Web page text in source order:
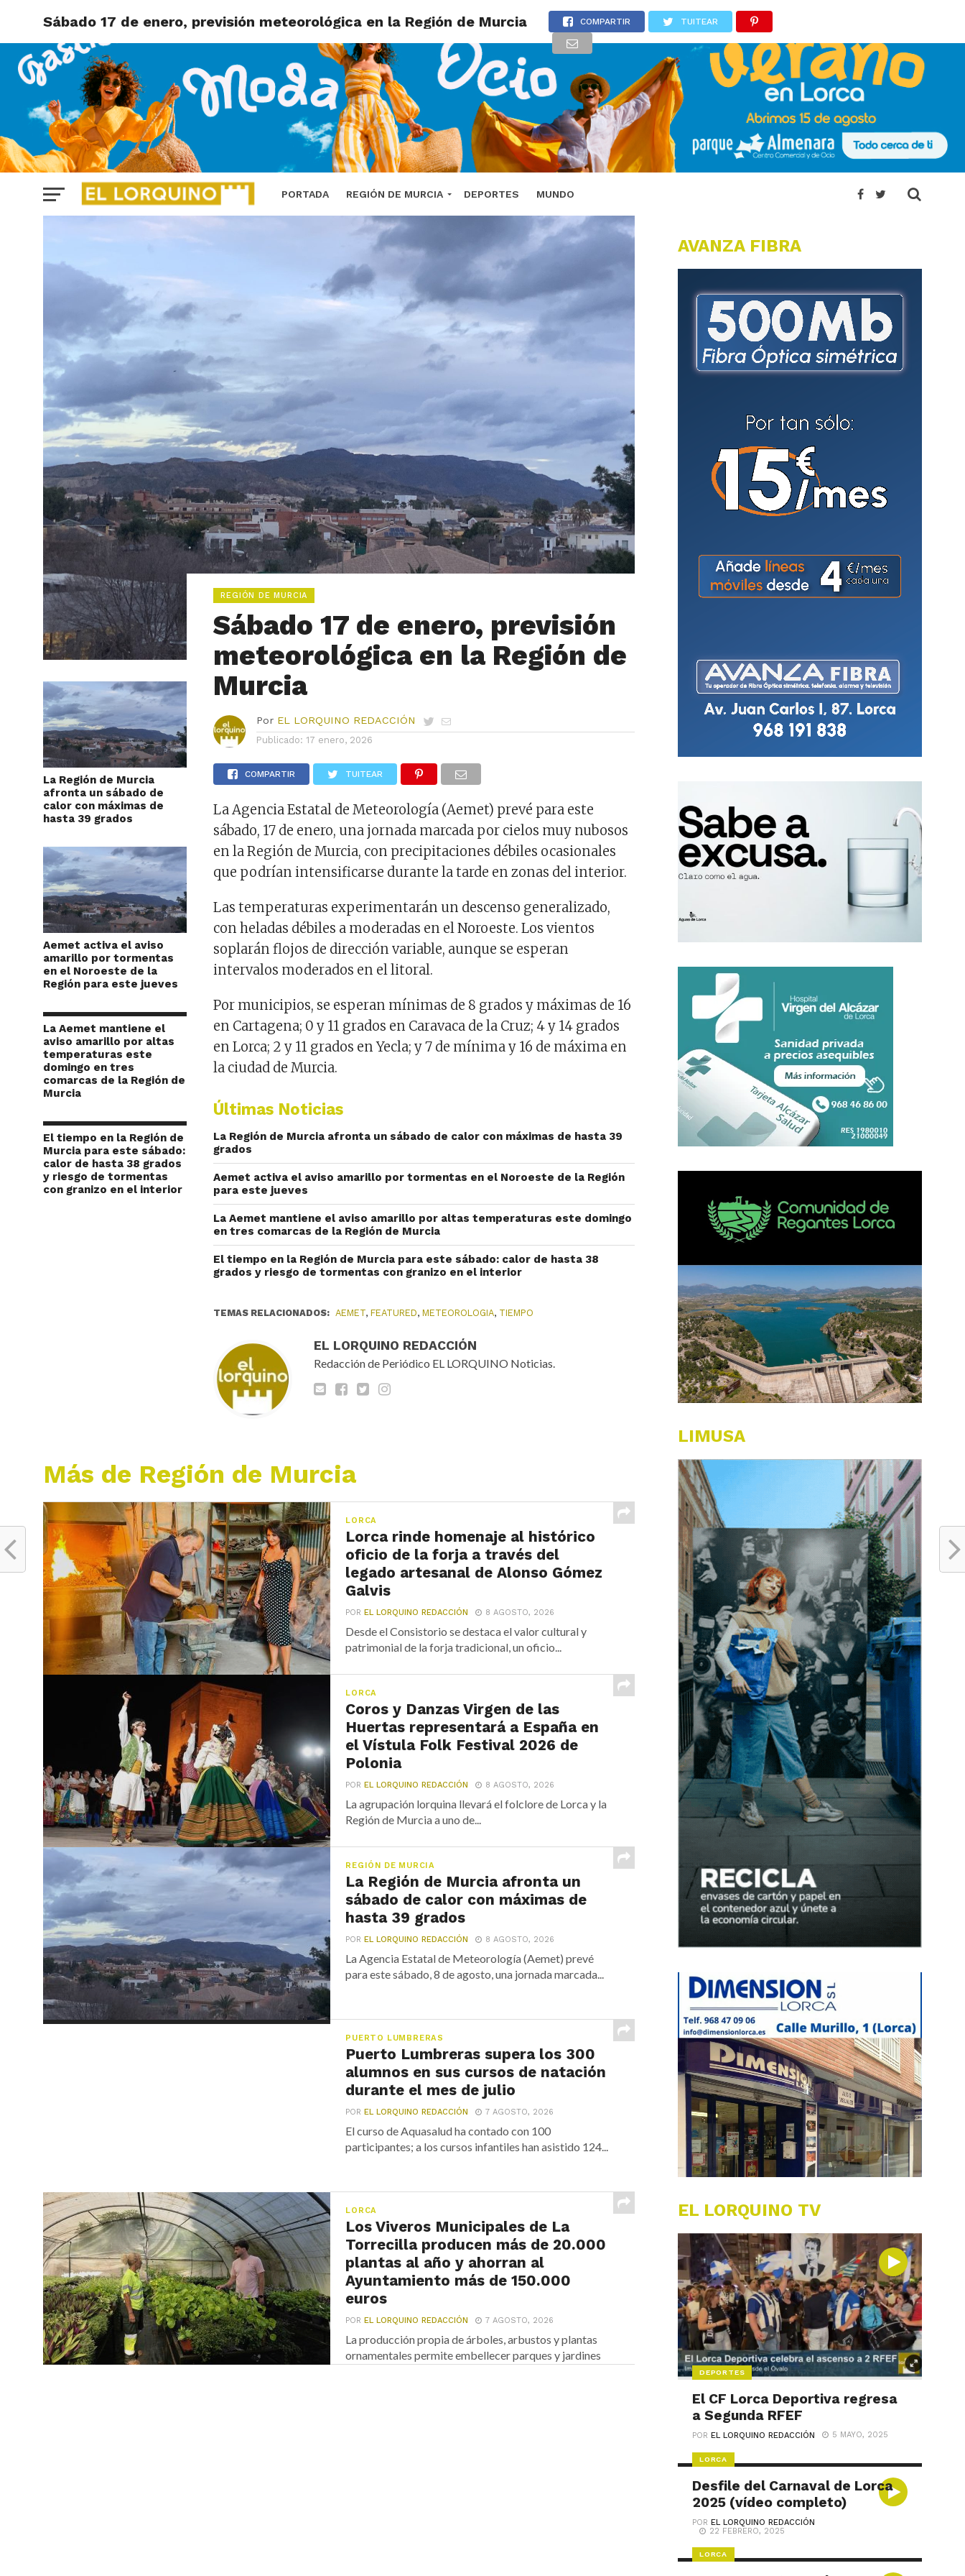
PORTADA REGIÓN DE MURCIA DEPORTES MUNDO
Sábado 17 de enero, previsión meteorológica en la Región de Murcia COMPARTIR TUITEAR
La Región de Murcia
afronta un sábado de
calor con máximas de
hasta 39 grados
Aemet activa el aviso
amarillo por tormentas
en el Noroeste de la
Región para este jueves
La Aemet mantiene el
aviso amarillo por altas
temperaturas este
domingo en tres
comarcas de la Región de
Murcia
El tiempo en la Región de
Murcia para este sábado:
calor de hasta 38 grados
y riesgo de tormentas
con granizo en el interior
REGIÓN DE MURCIA
Sábado 17 de enero, previsión
meteorológica en la Región de
Murcia
Por EL LORQUINO REDACCIÓN
Publicado: 17 enero, 2026
COMPARTIR TUITEAR
La Agencia Estatal de Meteorología (Aemet) prevé para este
sábado, 17 de enero, una jornada marcada por cielos muy nubosos
en la Región de Murcia, con precipitaciones débiles ocasionales
que podrían intensificarse durante la tarde en zonas del interior.
Las temperaturas experimentarán un descenso generalizado,
con heladas débiles a moderadas en el Noroeste. Los vientos
soplarán flojos de dirección variable, aunque se esperan
intervalos moderados en el litoral.
Por municipios, se esperan mínimas de 8 grados y máximas de 16
en Cartagena; 0 y 11 grados en Caravaca de la Cruz; 4 y 14 grados
en Lorca; 2 y 11 grados en Yecla; y 7 de mínima y 16 de máxima en
la ciudad de Murcia.
Últimas Noticias
La Región de Murcia afronta un sábado de calor con máximas de hasta 39
grados
Aemet activa el aviso amarillo por tormentas en el Noroeste de la Región
para este jueves
La Aemet mantiene el aviso amarillo por altas temperaturas este domingo
en tres comarcas de la Región de Murcia
El tiempo en la Región de Murcia para este sábado: calor de hasta 38
grados y riesgo de tormentas con granizo en el interior
TEMAS RELACIONADOS: AEMET,FEATURED,METEOROLOGIA, TIEMPO
EL LORQUINO REDACCIÓN
Redacción de Periódico EL LORQUINO Noticias.
Más de Región de Murcia
LORCA
Lorca rinde homenaje al histórico
oficio de la forja a través del
legado artesanal de Alonso Gómez
Galvis
POREL LORQUINO REDACCIÓN 8 AGOSTO, 2026
Desde el Consistorio se destaca el valor cultural y
patrimonial de la forja tradicional, un oficio...
LORCA
Coros y Danzas Virgen de las
Huertas representará a España en
el Vístula Folk Festival 2026 de
Polonia
POREL LORQUINO REDACCIÓN 8 AGOSTO, 2026
La agrupación lorquina llevará el folclore de Lorca y la
Región de Murcia a uno de...
REGIÓN DE MURCIA
La Región de Murcia afronta un
sábado de calor con máximas de
hasta 39 grados
POREL LORQUINO REDACCIÓN 8 AGOSTO, 2026
La Agencia Estatal de Meteorología (Aemet) prevé
para este sábado, 8 de agosto, una jornada marcada...
PUERTO LUMBRERAS
Puerto Lumbreras supera los 300
alumnos en sus cursos de natación
durante el mes de julio
POREL LORQUINO REDACCIÓN 7 AGOSTO, 2026
El curso de Aquasalud ha contado con 100
participantes; a los cursos infantiles han asistido 124...
LORCA
Los Viveros Municipales de La
Torrecilla producen más de 20.000
plantas al año y ahorran al
Ayuntamiento más de 150.000
euros
POREL LORQUINO REDACCIÓN 7 AGOSTO, 2026
La producción propia de árboles, arbustos y plantas
ornamentales permite embellecer parques y jardines
AVANZA FIBRA
LIMUSA
EL LORQUINO TV
DEPORTES
El CF Lorca Deportiva regresa
a Segunda RFEF
POREL LORQUINO REDACCIÓN 5 MAYO, 2025
LORCA
Desfile del Carnaval de Lorca
2025 (vídeo completo)
POREL LORQUINO REDACCIÓN
22 FEBRERO, 2025
LORCA